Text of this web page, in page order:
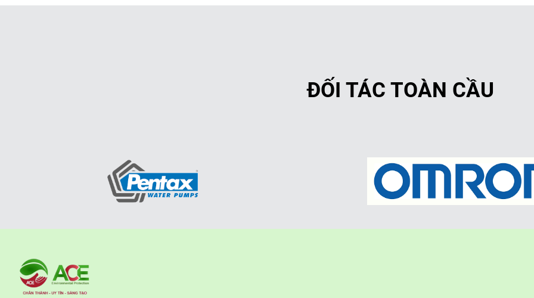
Trong giai đoạn này, nước
Sau khi các hạt cặn đã mất
các hạt và tạo ra các bông
thiện đáng kể.
ĐỐI TÁC TOÀN CẦU